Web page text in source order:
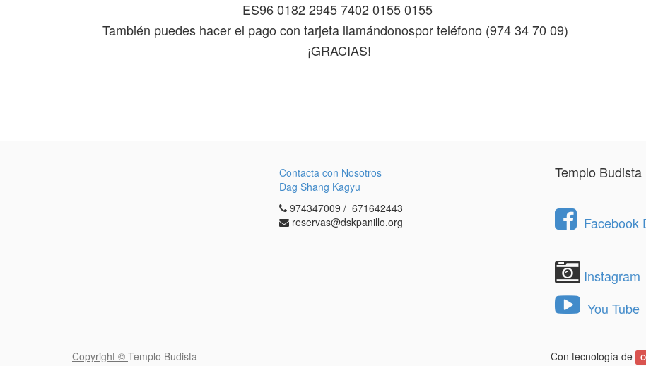
ES96 0182 2945 7402 0155 0155
También puedes hacer el pago con tarjeta llamándonospor teléfono (974 34 70 09)
¡GRACIAS!
Contacta con Nosotros
Dag Shang Kagyu
974347009 / 671642443
reservas@dskpanillo.org
Templo Budista
Facebook
Instagram
You Tube
Con tecnología de
Copyright © Templo Budista